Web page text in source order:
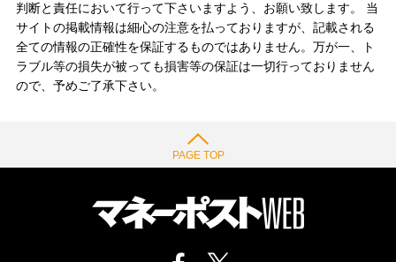
判断と責任において行って下さいますよう、お願い致します。 当
サイトの掲載情報は細心の注意を払っておりますが、記載される
全ての情報の正確性を保証するものではありません。万が一、ト
ラブル等の損失が被っても損害等の保証は一切行っておりません
ので、予めご了承下さい。
PAGE TOP